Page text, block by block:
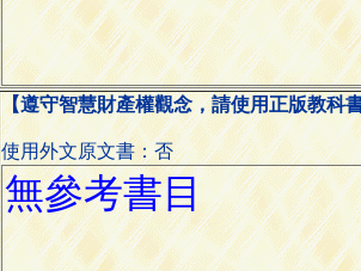
【遵守智慧財產權觀念，請使用正版教科
使用外文原文書：否